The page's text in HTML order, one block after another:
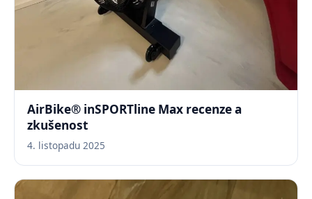
AirBike® inSPORTline Max recenze a
zkušenost
4. listopadu 2025